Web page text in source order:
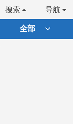
导航
搜索
全部